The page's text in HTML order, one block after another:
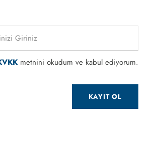
metnini okudum ve kabul ediyorum.